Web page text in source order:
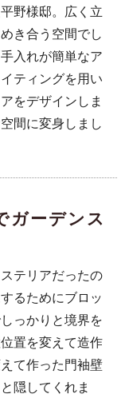
野様邸。広く立
き合う空間でし
入れが簡単なア
ティングを用い
をデザインしま
間に変身しまし
ガーデンス
テリアだったの
るためにブロッ
っかりと境界を
置を変えて造作
て作った門袖壁
隠してくれま